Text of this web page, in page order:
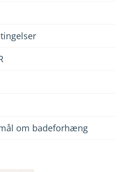
om badeforhæng